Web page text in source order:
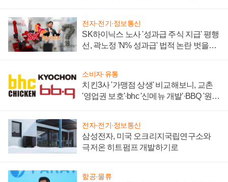
전자·전기·정보통신
SK하이닉스 노사 '성과급 주식 지급' 평행
선, 곽노정 'N% 성과급' 법적 논란 벗을지
소비자·유통
치킨3사 '가맹점 상생' 비교해보니, 교촌
'영업권 보호'·bhc '신메뉴 개발'·BBQ '원가
전자·전기·정보통신
삼성전자, 미국 오크리지국립연구소와
극저온 히트펌프 개발하기로
항공·물류